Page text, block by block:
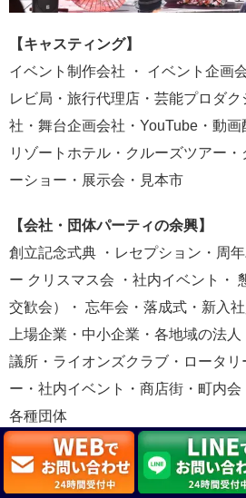
【キャスティング】
イベント制作会社 ・ イベント企画
レビ局・旅行代理店・芸能プロダ
社・舞台企画会社・YouTube・動画
リゾートホテル・クルーズツアー
ーショー・展示会・見本市
【会社・団体パーティの余興】
創立記念式典 ・レセプション・周
ー クリスマス会 ・社内イベント・
交歓会）・ 忘年会・落成式・新入
上場企業・中小企業・各地域の法
議所・ライオンズクラブ・ロータリ
ー・社内イベント・商店街・町内
各種団体
【キッズマジック】
各地域の教育委員会・子ども会 ・